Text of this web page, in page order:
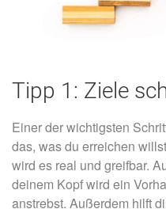
Tipp 1: Ziele
Einer der wichtigsten
das, was du erreichen
wird es real und greifbar.
deinem Kopf wird ein
anstrebst. Außerdem hilft